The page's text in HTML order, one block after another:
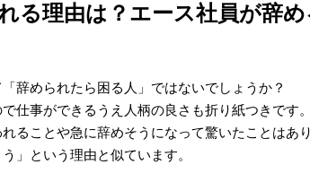
る理由は？エース社員が辞
辞められたら困る人」ではないでしょうか？
仕事ができるうえ人柄の良さも折り紙つきです。
ることや急に辞めそうになって驚いたことはあ
」という理由と似ています。